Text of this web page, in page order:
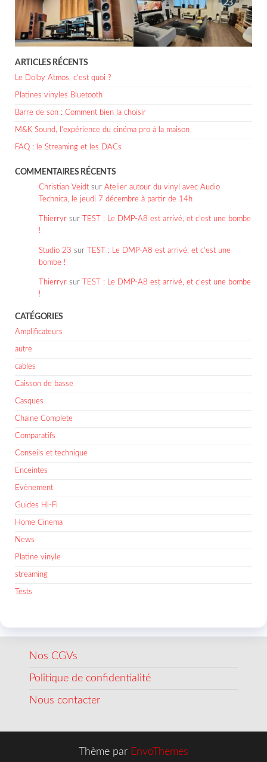
ARTICLES RÉCENTS
Le Dolby Atmos, c’est quoi ?
Platines vinyles Bluetooth
Barre de son : Comment bien la choisir
M&K Sound, l’expérience du cinéma pro à la maison
FAQ : le Streaming et les DACs
COMMENTAIRES RÉCENTS
Christian Veidt sur Atelier autour du vinyl avec Audio
Technica, le jeudi 7 décembre à partir de 14h
Thierryr sur
TEST : Le DMP-A8 est arrivé, et c’est une bombe
!
Studio 23 sur
TEST : Le DMP-A8 est arrivé, et c’est une
bombe !
Thierryr sur
TEST : Le DMP-A8 est arrivé, et c’est une bombe
!
CATÉGORIES
Amplificateurs
autre
cables
Caisson de basse
Casques
Chaine Complete
Comparatifs
Conseils et technique
Enceintes
Evènement
Guides Hi-Fi
Home Cinema
News
Platine vinyle
streaming
Tests
Nos CGVs
Politique de confidentialité
Nous contacter
Thème par EnvoThemes